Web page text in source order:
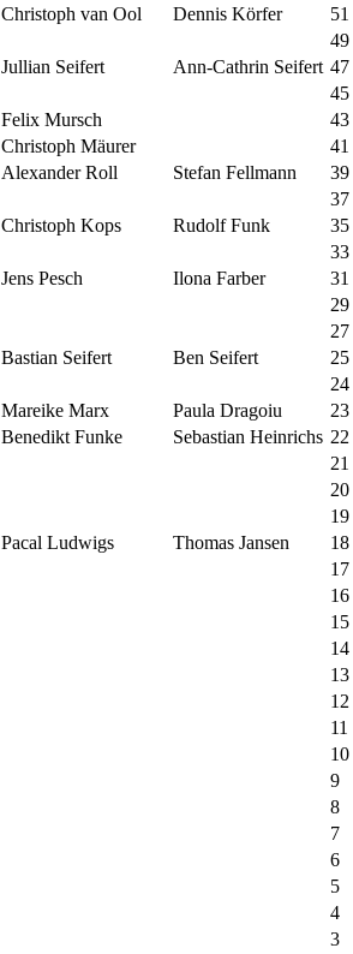
Christoph van Ool Dennis Körfer 51
49
Jullian Seifert Ann-Cathrin Seifert 47
45
Felix Mursch 43
Christoph Mäurer 41
Alexander Roll Stefan Fellmann 39
37
Christoph Kops Rudolf Funk 35
33
Jens Pesch Ilona Farber 31
29
27
Bastian Seifert Ben Seifert 25
24
Mareike Marx Paula Dragoiu 23
Benedikt Funke Sebastian Heinrichs 22
21
20
19
Pacal Ludwigs Thomas Jansen 18
17
16
15
14
13
12
11
10
9
8
7
6
5
4
3